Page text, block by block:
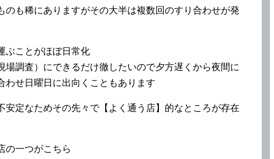
のも稀にありますがその大半は複数回のすり合わせが発
ぶことがほぼ日常化
場調査）にできるだけ徹したいので夕方遅くから夜間に
わせ日曜日に出向くこともあります
安定なためその先々で【よく通う店】的なところが存在
の一つがこちら